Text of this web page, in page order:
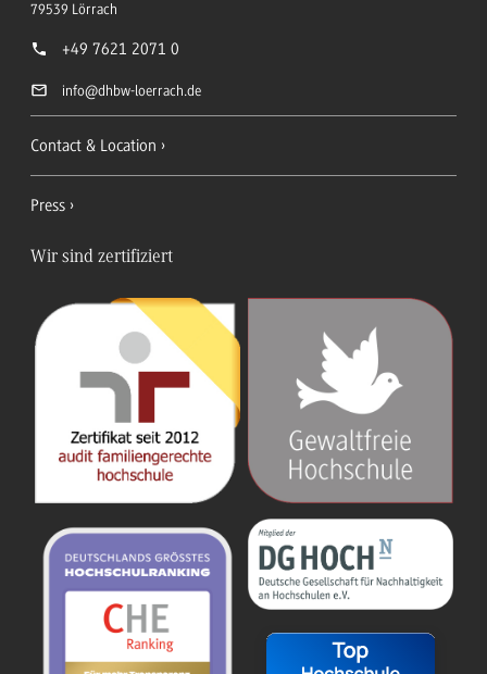
79539 Lörrach
+49 7621 2071 0
info@dhbw-loerrach.de
Contact & Location
Press
Wir sind zertifiziert